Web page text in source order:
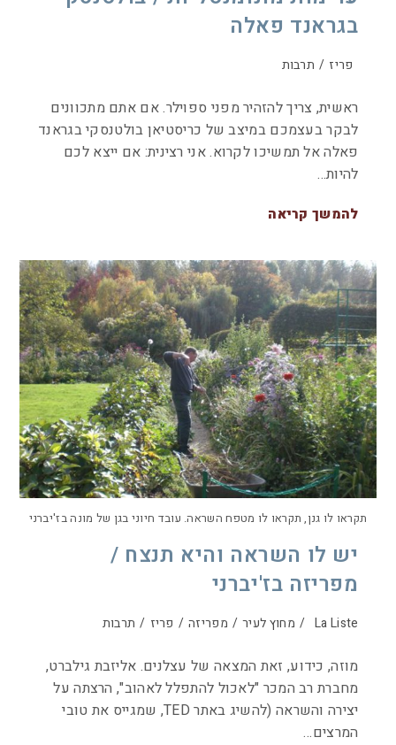
בגראנד פאלה
פריז / תרבות
ראשית, צריך להזהיר מפני ספוילר. אם אתם מתכוונים
לבקר בעצמכם במיצב של כריסטיאן בולטנסקי בגראנד
פאלה אל תמשיכו לקרוא. אני רצינית: אם ייצא לכם
להיות…
להמשך קריאה
תקראו לו גנן, תקראו לו מטפח השראה. עובד חיוני בגן של מונה בז'יברני
יש לו השראה והיא תנצח /
מפריזה בז'יברני
La Liste
/ מחוץ לעיר / מפריזה / פריז / תרבות
מוזה, כידוע, זאת המצאה של עצלנים. אליזבת גילברט,
מחברת רב המכר "לאכול להתפלל לאהוב", הרצתה על
יצירה והשראה (להשיג באתר TED, שמגייס את טובי
המרצים…